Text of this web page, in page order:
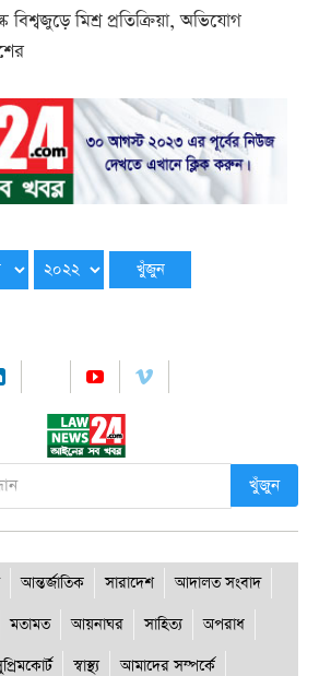
বিশ্বজুড়ে মিশ্র প্রতিক্রিয়া, অভিযোগ
খুঁজুন
আন্তর্জাতিক সারাদেশ
আদালত সংবাদ
মতামত আয়নাঘর সাহিত্য
অপরাধ
স্বাস্থ্য আমাদের সম্পর্কে